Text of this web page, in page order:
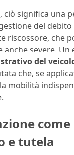
ciò significa una
del
riscossore, che
severe. Un
del
che, se
mobilità
e tutela